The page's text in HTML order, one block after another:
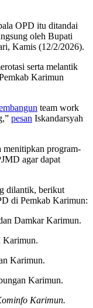
OPD itu ditandai
oleh Bupati
Kamis (12/2/2026).
serta melantik
Karimun
team work
pesan Iskandarsyah
menitipkan program-
agar dapat
dilantik, berikut
di Pemkab Karimun:
Damkar Karimun.
Karimun.
Karimun.
Karimun.
Karimun.